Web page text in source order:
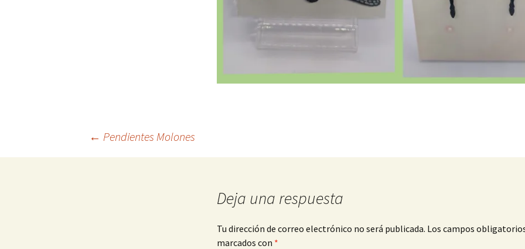
Navegación
← Pendientes Molones
Deja una respuesta
Tu dirección de correo electrónico no será publicada. Los campos
marcados con *